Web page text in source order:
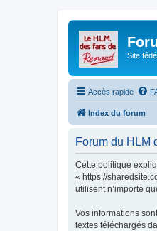
Site
Accès rapide
Index du forum
Forum du HLM
Cette politique
« https://
utilisent n’importe
Vos informations
textes téléchargés